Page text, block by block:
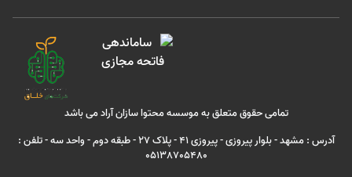
تمامی حقوق متعلق به موسسه محتوا سازان آراد می باشد
آدرس : مشهد - بلوار پیروزی - پیروزی 41 - پلاک 27 - طبقه دوم - واحد سه - تلفن :
05138705480